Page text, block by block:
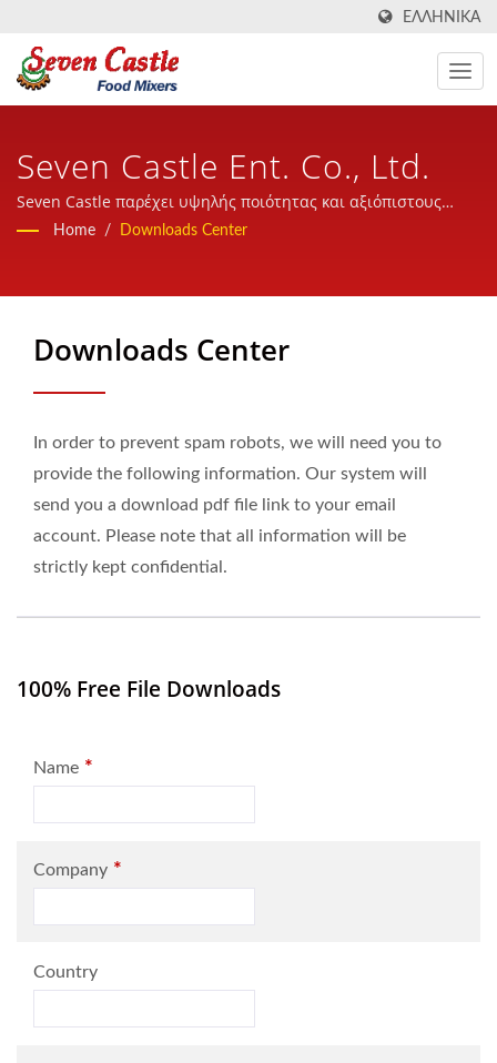
ΕΛΛΗΝΙΚΆ
Seven Castle Ent. Co., Ltd.
Seven Castle παρέχει υψηλής ποιότητας και αξιόπιστους
ανακατασκευαστές μαγειρικής σε όλο τον κόσμο με φιλική,
Home / Downloads Center
Downloads Center
In order to prevent spam robots, we will need you to
provide the following information. Our system will
send you a download pdf file link to your email
account. Please note that all information will be
strictly kept confidential.
100% Free File Downloads
Name *
Company *
Country